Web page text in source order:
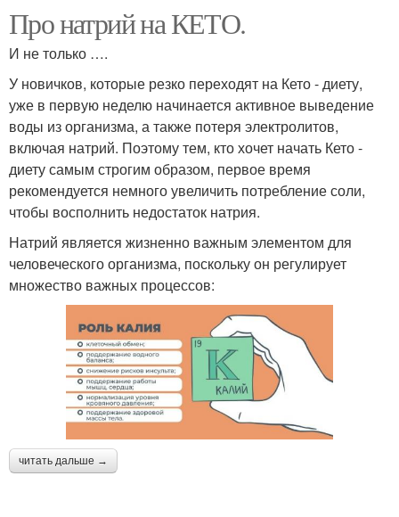
Про натрий на КЕТО.
И не только ….
У новичков, которые резко переходят на Кето - диету,
уже в первую неделю начинается активное выведение
воды из организма, а также потеря электролитов,
включая натрий. Поэтому тем, кто хочет начать Кето -
диету самым строгим образом, первое время
рекомендуется немного увеличить потребление соли,
чтобы восполнить недостаток натрия.
Натрий является жизненно важным элементом для
человеческого организма, поскольку он регулирует
множество важных процессов:
читать дальше →